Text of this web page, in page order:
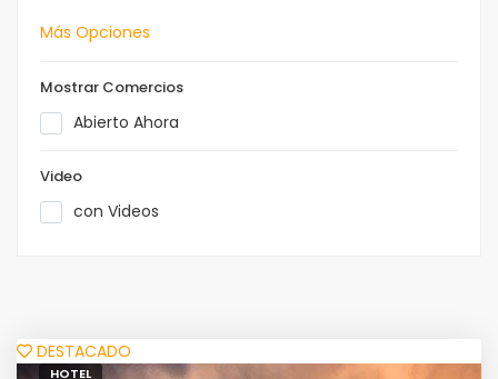
Más Opciones
Mostrar Comercios
Abierto Ahora
Video
con Videos
DESTACADO
HOTEL
−